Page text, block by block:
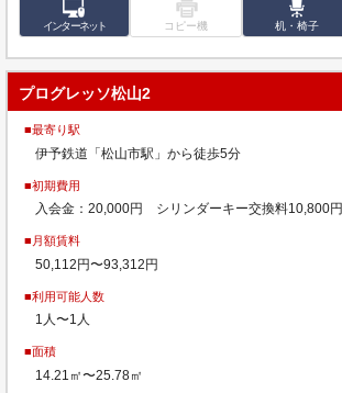
インターネット コピー機 机・椅子
プログレッソ松山2
■最寄り駅
伊予鉄道「松山市駅」から徒歩5分
■初期費用
入会金：20,000円 シリンダーキー交換料10,800円
■月額賃料
50,112円〜93,312円
■利用可能人数
1人〜1人
■面積
14.21㎡〜25.78㎡